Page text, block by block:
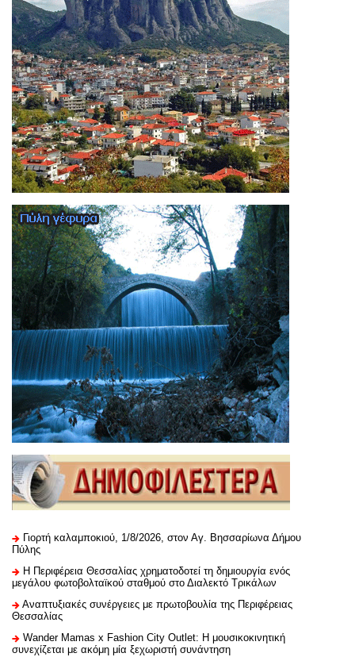
Γιορτή καλαμποκιού, 1/8/2026, στον Αγ. Βησσαρίωνα Δήμου
Πύλης
H Περιφέρεια Θεσσαλίας χρηματοδοτεί τη δημιουργία ενός
μεγάλου φωτοβολταϊκού σταθμού στο Διαλεκτό Τρικάλων
Αναπτυξιακές συνέργειες με πρωτοβουλία της Περιφέρειας
Θεσσαλίας
Wander Mamas x Fashion City Outlet: Η μουσικοκινητική
συνεχίζεται με ακόμη μία ξεχωριστή συνάντηση